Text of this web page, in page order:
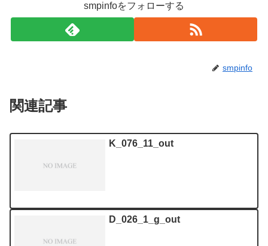
smpinfoをフォローする
smpinfo
関連記事
K_076_11_out
D_026_1_g_out